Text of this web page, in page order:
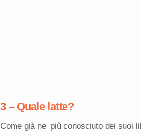
3 – Quale latte?
Come già nel più conosciuto dei suoi